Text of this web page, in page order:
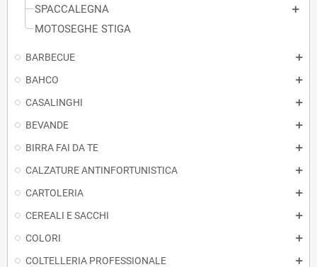
SPACCALEGNA
MOTOSEGHE STIGA
BARBECUE
BAHCO
CASALINGHI
BEVANDE
BIRRA FAI DA TE
CALZATURE ANTINFORTUNISTICA
CARTOLERIA
CEREALI E SACCHI
COLORI
COLTELLERIA PROFESSIONALE